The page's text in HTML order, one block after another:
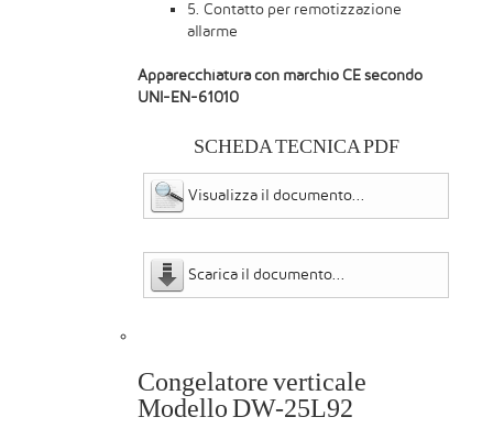
5. Contatto per remotizzazione
allarme
Apparecchiatura con marchio CE secondo
UNI-EN-61010
SCHEDA TECNICA PDF
Visualizza il documento...
Scarica il documento...
Congelatore verticale
Modello DW-25L92